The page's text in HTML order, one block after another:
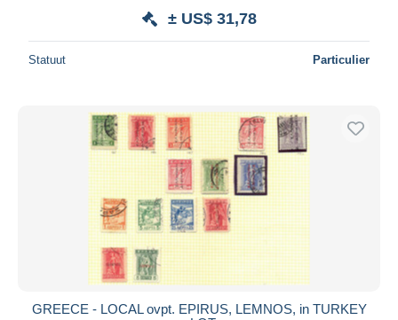
± US$ 31,78
Statuut Particulier
GREECE - LOCAL ovpt. EPIRUS, LEMNOS, in TURKEY